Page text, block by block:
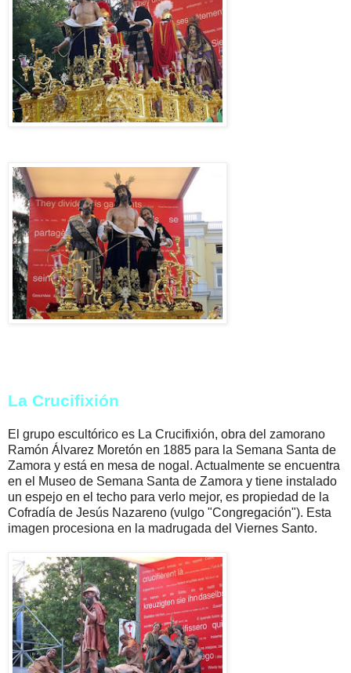
La Crucifixión
El grupo escultórico es La Crucifixión, obra del zamorano
Ramón Álvarez Moretón en 1885 para la Semana Santa de
Zamora y está en mesa de nogal. Actualmente se encuentra
en el Museo de Semana Santa de Zamora y tiene instalado
un espejo en el techo para verlo mejor, es propiedad de la
Cofradía de Jesús Nazareno (vulgo "Congregación"). Esta
imagen procesiona en la madrugada del Viernes Santo.